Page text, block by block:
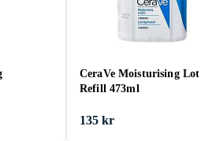
CeraVe Moisturising
Refill 473ml
135 kr